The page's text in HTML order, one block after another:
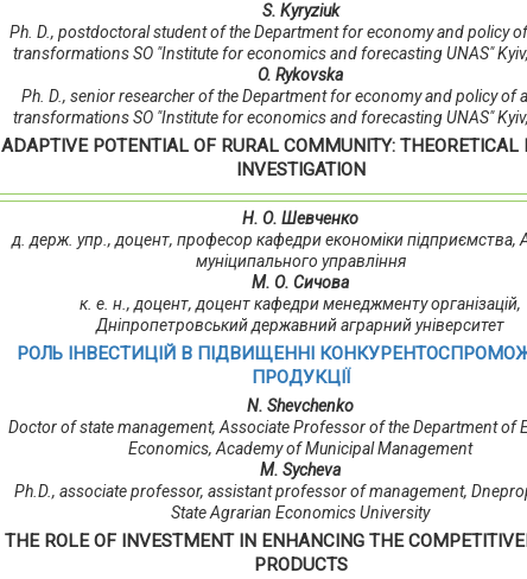
S. Kyryziuk
Ph. D., postdoctoral student of the Department for economy and policy
transformations SO "Institute for economics and forecasting UNAS"
O. Rykovska
Ph. D., senior researcher of the Department for economy and policy of
transformations SO "Institute for economics and forecasting UNAS"
ADAPTIVE POTENTIAL OF RURAL COMMUNITY: THEORETICAL
INVESTIGATION
Н. О. Шевченко
д. держ. упр., доцент, професор кафедри економіки підприємства,
муніципального управління
М. О. Сичова
к. е. н., доцент, доцент кафедри менеджменту організацій,
Дніпропетровський державний аграрний університет
РОЛЬ ІНВЕСТИЦІЙ В ПІДВИЩЕННІ
ПРОДУКЦІЇ
N. Shevchenko
Doctor of state management, Associate Professor of the Department of
Economics, Academy of Municipal Management
M. Sychevа
Ph.D., associate professor, assistant professor of management,
State Agrarian Economics University
THE ROLE OF INVESTMENT IN ENHANCING THE
PRODUCTS